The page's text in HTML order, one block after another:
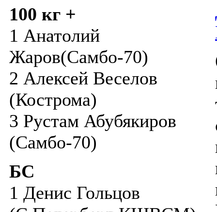
100 кг +
1 Анатолий
Жаров(Самбо-70)
2 Алексей Веселов
(Кострома)
3 Рустам Абубякиров
(Самбо-70)
БС
1 Денис Гольцов